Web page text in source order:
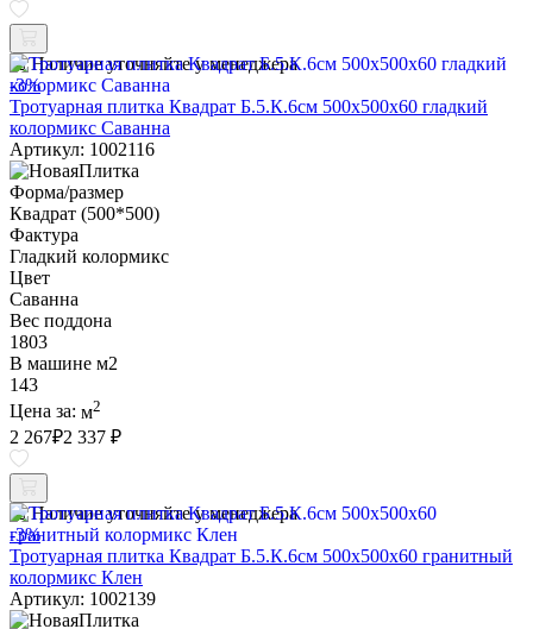
Наличие уточняйте у менеджера
-3%
Тротуарная плитка Квадрат Б.5.К.6см 500х500х60 гладкий
колормикс Саванна
Артикул: 1002116
Форма/размер
Квадрат (500*500)
Фактура
Гладкий колормикс
Цвет
Саванна
Вес поддона
1803
В машине м2
143
Цена за: м2
2 267₽2 337 ₽
Наличие уточняйте у менеджера
-3%
Тротуарная плитка Квадрат Б.5.К.6см 500х500х60 гранитный
колормикс Клен
Артикул: 1002139